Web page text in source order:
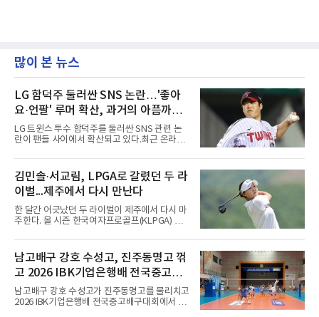
많이 본 뉴스
LG 함덕주 둘러싼 SNS 논란…'좋아
요·언팔' 루머 확산, 과거의 아픔까지
소환됐다
LG 트윈스 투수 함덕주를 둘러싼 SNS 관련 논
란이 팬들 사이에서 확산되고 있다.최근 온라인
동과 관련한 여러 소문이 퍼지면서, 과거 LG 이
적 이후 겪었던 일들까지 다시 주목받고 있다.일
각에서는 함덕주가 LG 공식 계정 '언팔' 및 관련
게시물을 정리하고 친정팀 두산 베어스 계정을
팔로우하고 두산과 관련된 흔적만 남겼다는 주
장이 나오고 있다. 또한 상대 팀 선수의 홈런 릴
스에 '좋아요'를 눌렀다는 이야기도 전해지고 있
럼에도 팬들 사이에서 논란이 커진 이유는 그가
LG 이적 후 부상과 재활로
김민솔·서교림, LPGA로 갈렸던 두 라
이벌...제주에서 다시 만난다
한 달간 어긋났던 두 라이벌이 제주에서 다시 마
주한다. 올 시즌 한국여자프로골프(KLPGA) 투
다.KLPGA 투어는 6일 제주도 서귀포시 테디 밸
리 골프 앤 리조트의 밸리·테디 코스(파72)에서
개막하는 제주삼다수 마스터스(총상금 10억원·
우승 상금 1억8천만원)로 하반기를 시작한다.두
선수의 재회 자체가 화제다. 올 시즌 3승으로 대
상 포인트(313점), 상금(9억8천400만원), 평균
타수(70.41타) 등 주요 부문 1위를 달리는 김민
남고배구 강호 수성고, 진주동명고 꺾
고 2026 IBK기업은행배 전국중고배
구대회 4강 진출
남고배구 강호 수성고가 진주동명고를 물리치고
2026 IBK기업은행배 전국중고배구대회에서 18